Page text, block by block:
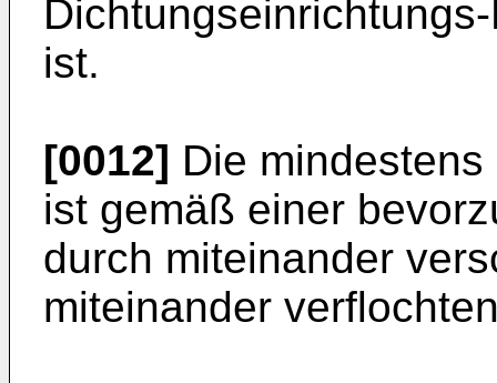
ist.
[0012] Die
ist gemäß einer
durch miteinander
miteinander